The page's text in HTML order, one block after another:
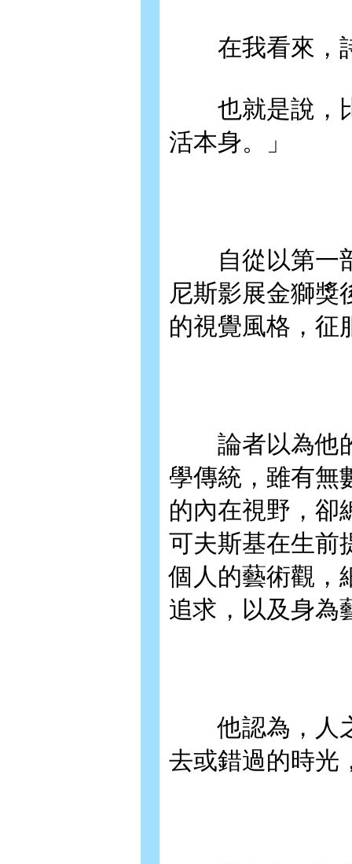
在我看來，詩
也就是說，比
活本身。」
自從以第一部
尼斯影展金獅獎
的視覺風格，征
論者以為他的
學傳統，雖有無
的內在視野，卻
可夫斯基在生前
個人的藝術觀，
追求，以及身為
他認為，人之
去或錯過的時光